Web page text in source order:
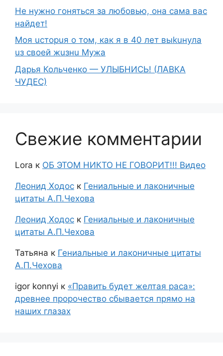
Не нужно гоняться за любовью, она сама вас
найдет!
Moя ucтopuя о том, как я в 40 лет выkuнyлa
uз свoeй жuзнu Myжа
Дарья Кольченко — УЛЫБНИСЬ! (ЛАВКА
ЧУДЕС)
Свежие комментарии
Lora к ОБ ЭТОМ НИКТО НЕ ГОВОРИТ!!! Видео
Леонид Ходос к Гениальные и лаконичные
цитаты А.П.Чехова
Леонид Ходос к Гениальные и лаконичные
цитаты А.П.Чехова
Татьяна к Гениальные и лаконичные цитаты
А.П.Чехова
igor konnyi к «Править будет желтая раса»:
древнее пророчество сбывается прямо на
наших глазах